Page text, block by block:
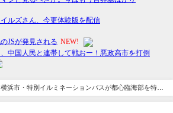
横浜市・特別イルミネーションバスが都心臨海部を特別